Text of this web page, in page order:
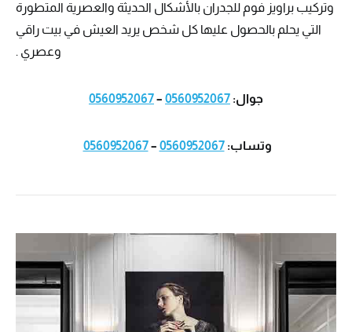
وتركيب براويز فوم للجدران بالأشكال الحديثة والعصرية المتطورة
التي يحلم بالحصول عليها كل شخص يريد العيش في بيت راقي
وعصري .
جوال: 0560952067
–
0560952067
وتساب:0560952067
–
0560952067